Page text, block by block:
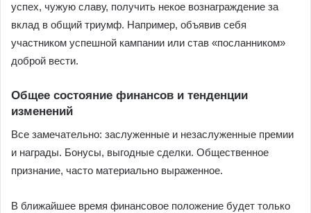
успех, чужую славу, получить некое вознаграждение за
вклад в общий триумф. Например, объявив себя
участником успешной кампании или став «посланником»
доброй вести.
Общее состояние финансов и тенденции
изменений
Все замечательно: заслуженные и незаслуженные премии
и награды. Бонусы, выгодные сделки. Общественное
признание, часто материально выраженное.
В ближайшее время финансовое положение будет только